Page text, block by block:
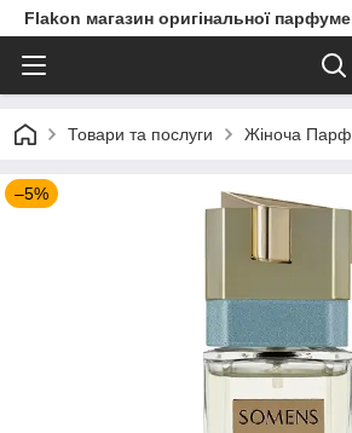
Flakon магазин оригінальної
Товари та послуги Жіноча
–5%